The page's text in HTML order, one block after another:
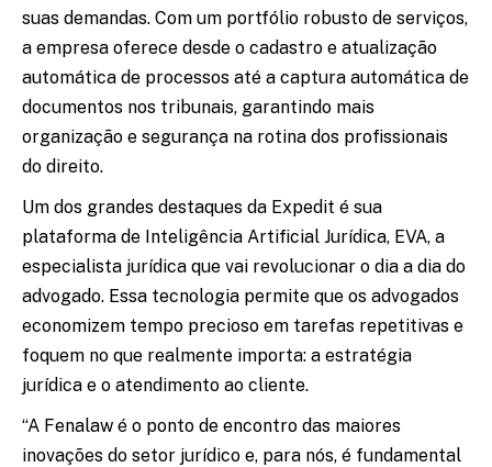
suas demandas. Com um portfólio robusto de serviços,
a empresa oferece desde o cadastro e atualização
automática de processos até a captura automática de
documentos nos tribunais, garantindo mais
organização e segurança na rotina dos profissionais
do direito.
Um dos grandes destaques da Expedit é sua
plataforma de Inteligência Artificial Jurídica, EVA, a
especialista jurídica que vai revolucionar o dia a dia do
advogado. Essa tecnologia permite que os advogados
economizem tempo precioso em tarefas repetitivas e
foquem no que realmente importa: a estratégia
jurídica e o atendimento ao cliente.
“A Fenalaw é o ponto de encontro das maiores
inovações do setor jurídico e, para nós, é fundamental